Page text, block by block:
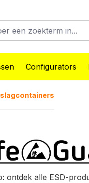
Configurators
ontdek alle ESD-